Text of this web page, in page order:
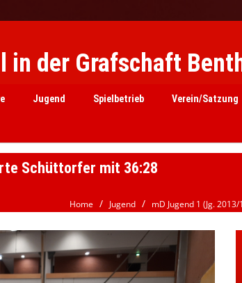
in der Grafschaft
Jugend Spielbetrieb Verein/Satzung
Schüttorfer mit 36:28
Home Jugend mD Jugend 1 (Jg. 2013/